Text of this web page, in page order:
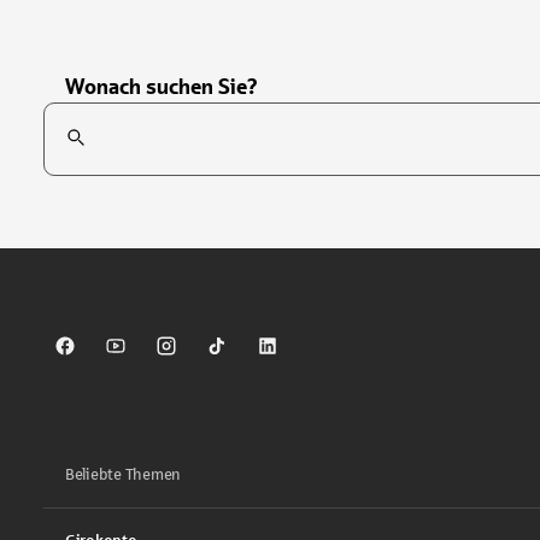
Wonach suchen Sie?
Suchfeld
Sparkasse auf Facebook
Sparkasse auf Youtube
Sparkasse auf Instagram
Sparkasse auf TikTok
Sparkasse auf LinkedIn
Beliebte Themen